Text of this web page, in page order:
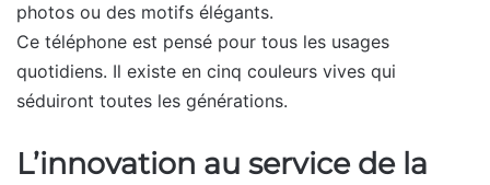
photos ou des motifs élégants.
Ce téléphone est pensé pour tous les usages
quotidiens. Il existe en cinq couleurs vives qui
séduiront toutes les générations.
L’innovation au service de la